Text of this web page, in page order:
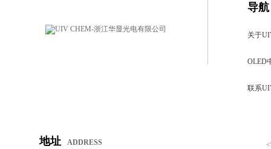
导航
关于
OLED
联系
地址 ADDRESS